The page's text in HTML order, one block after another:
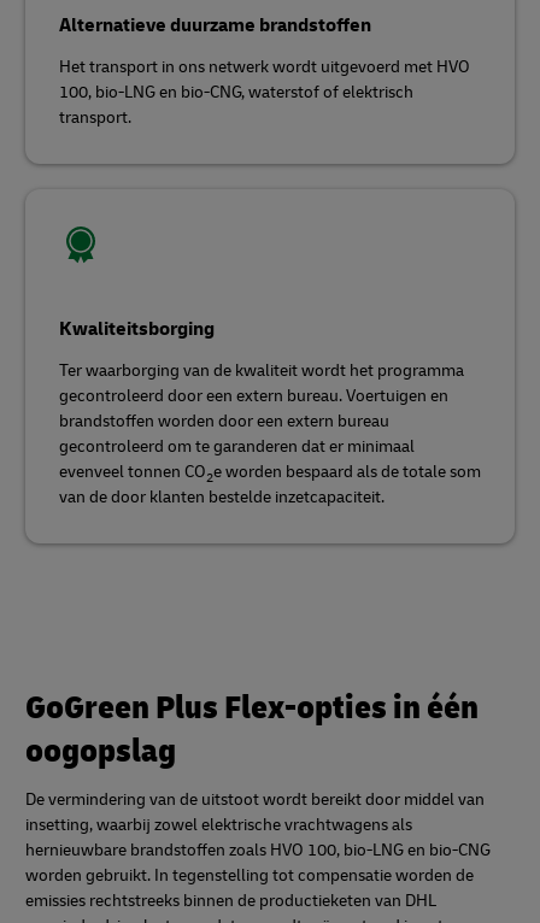
Alternatieve duurzame brandstoffen
Het transport in ons netwerk wordt uitgevoerd met HVO
100, bio-LNG en bio-CNG, waterstof of elektrisch
transport.
Kwaliteitsborging
Ter waarborging van de kwaliteit wordt het programma
gecontroleerd door een extern bureau. Voertuigen en
brandstoffen worden door een extern bureau
gecontroleerd om te garanderen dat er minimaal
evenveel tonnen CO2e worden bespaard als de totale som
van de door klanten bestelde inzetcapaciteit.
GoGreen Plus Flex-opties in één
oogopslag
De vermindering van de uitstoot wordt bereikt door middel van
insetting, waarbij zowel elektrische vrachtwagens als
hernieuwbare brandstoffen zoals HVO 100, bio-LNG en bio-CNG
worden gebruikt. In tegenstelling tot compensatie worden de
emissies rechtstreeks binnen de productieketen van DHL